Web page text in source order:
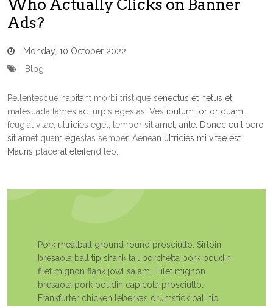
Who Actually Clicks on Banner
Ads?
Monday, 10 October 2022
Blog
Pellentesque habitant morbi tristique senectus et netus et
malesuada fames ac turpis egestas. Vestibulum tortor quam,
feugiat vitae, ultricies eget, tempor sit amet, ante. Donec eu libero
sit amet quam egestas semper. Aenean ultricies mi vitae est.
Mauris placerat eleifend leo.
Pork meatball ground round prosciutto. Sirloin
bresaola ball tip shank tail porchetta pork boudin
filet mignon flank jowl salami. Filet mignon
bresaola pork boudin capicola prosciutto.
Frankfurter chicken leberkas drumstick ball tip